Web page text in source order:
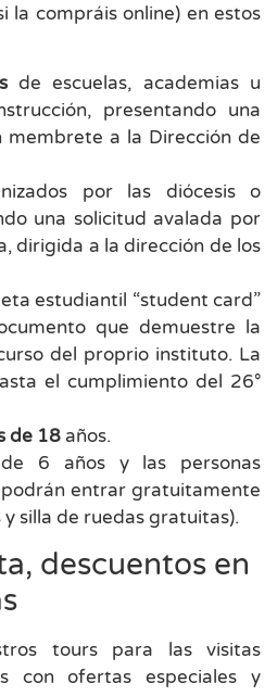
la compráis online) en estos
de escuelas, academias u
presentando una
membrete a la Dirección de
por las diócesis o
una solicitud avalada por
dirigida a la dirección de los
estudiantil “student card”
que demuestre la
del proprio instituto. La
el cumplimiento del 26°
de 18años.
6 años y las personas
entrar gratuitamente
silla de ruedas gratuitas).
descuentos en
tours para las visitas
con ofertas especiales y